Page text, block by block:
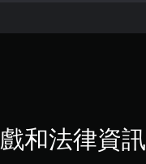
和法律資訊